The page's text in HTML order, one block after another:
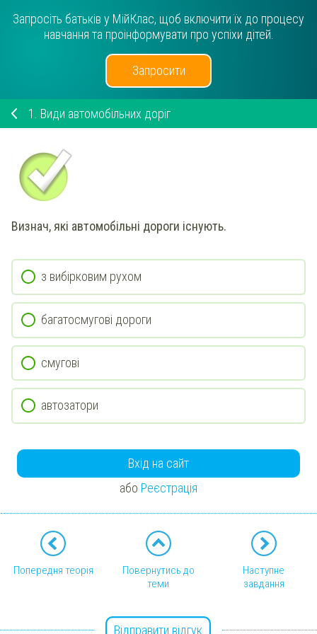
Запросіть батьків у МійКлас, щоб включити їх до процесу
навчання та проінформувати про успіхи дітей.
Запросити
1. Види автомобільних доріг
Визнач, які автомобільні дороги існують.
з вибірковим рухом
багатосмугові дороги
смугові
автозатори
Вхід на сайт
або Реєстрація
Попередня теорія
Повернутись до
теми
Наступне
завдання
Відправити відгук